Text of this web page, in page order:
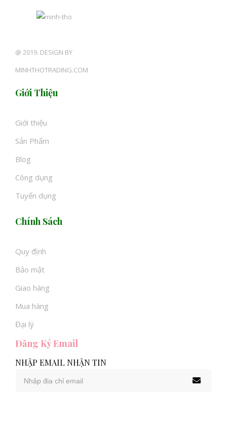
@ 2019. DESIGN BY
MINHTHOTRADING.COM
Giới Thiệu
Giới thiệu
Sản Phẩm
Blog
Công dụng
Tuyển dụng
Chính Sách
Quy định
Bảo mật
Giao hàng
Mua hàng
Đại lý
Đăng Ký Email
NHẬP EMAIL NHẬN TIN